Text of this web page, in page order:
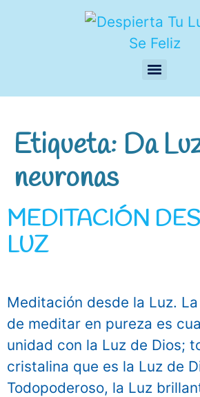
Etiqueta: Da
neuronas
MEDITACIÓN
LUZ
Meditación desde la Luz.
de meditar en pureza es
unidad con la Luz de Dios;
cristalina que es la Luz de
Todopoderoso, la Luz